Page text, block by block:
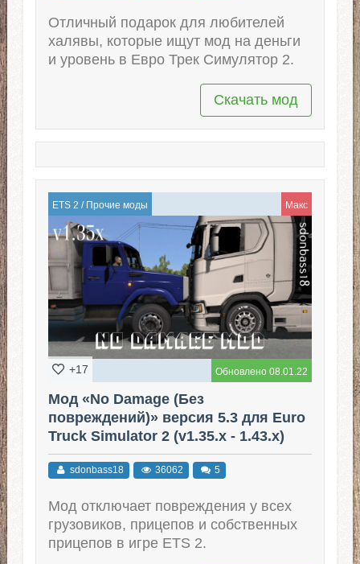
Отличный подарок для любителей
халявы, которые ищут мод на деньги
и уровень в Евро Трек Симулятор 2.
Скачать мод
ETS 2 / Прочие моды Макс
Обновлено 08.01.22
+17
Мод «No Damage (Без
повреждений)» версия 5.3 для Euro
Truck Simulator 2 (v1.35.x - 1.43.x)
sdonbass18 36062 5
Мод отключает повреждения у всех
грузовиков, прицепов и собственных
прицепов в игре ETS 2.